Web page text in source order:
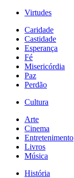
Virtudes
Caridade
Castidade
Esperança
Fé
Misericórdia
Paz
Perdão
Cultura
Arte
Cinema
Entretenimento
Livros
Música
História